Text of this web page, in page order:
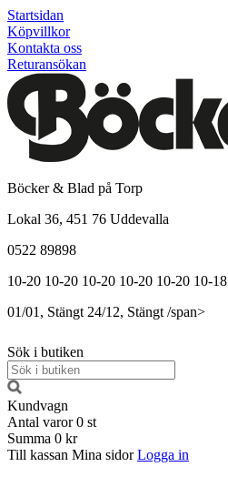
Startsidan
Köpvillkor
Kontakta oss
Returansökan
Böcker & Blad på Torp
Lokal 36, 451 76 Uddevalla
0522 89898
10-20 10-20 10-20 10-20 10-20 10-18
01/01, Stängt 24/12, Stängt /span>
Sök i butiken
Kundvagn
Antal varor 0 st
Summa 0 kr
Till kassan Mina sidor Logga in